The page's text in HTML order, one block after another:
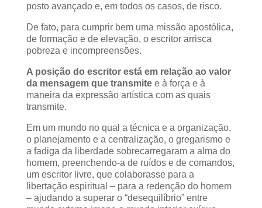
posto avançado e, em todos os casos, de risco.
De fato, para cumprir bem uma missão apostólica,
de formação e de elevação, o escritor arrisca
pobreza e incompreensões.
A posição do escritor está em relação ao valor
da mensagem que transmitee à força e à
maneira da expressão artística com as quais
transmite.
Em um mundo no qual a técnica e a organização,
o planejamento e a centralização, o gregarismo e
a fadiga da liberdade sobrecarregaram a alma do
homem, preenchendo-a de ruídos e de comandos,
um escritor livre, que colaborasse para a
libertação espiritual – para a redenção do homem
– ajudando a superar o “desequilíbrio” entre